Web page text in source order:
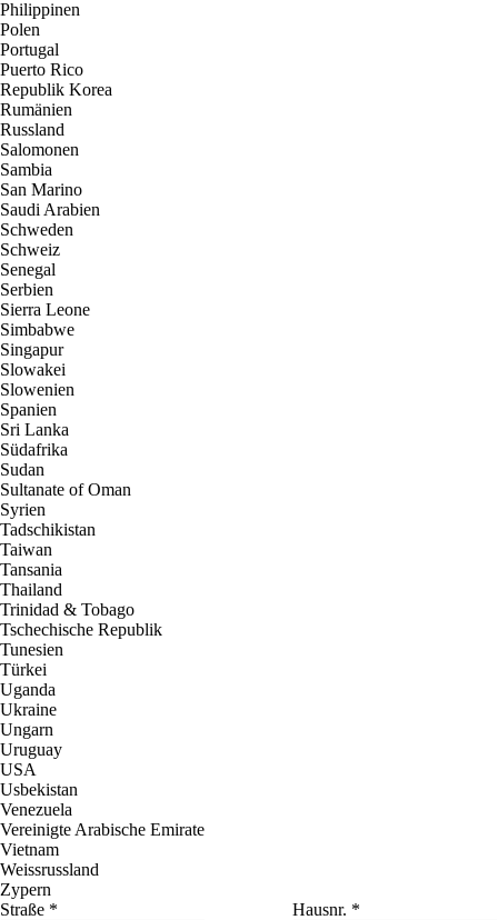
Philippinen
Polen
Portugal
Puerto Rico
Republik Korea
Rumänien
Russland
Salomonen
Sambia
San Marino
Saudi Arabien
Schweden
Schweiz
Senegal
Serbien
Sierra Leone
Simbabwe
Singapur
Slowakei
Slowenien
Spanien
Sri Lanka
Südafrika
Sudan
Sultanate of Oman
Syrien
Tadschikistan
Taiwan
Tansania
Thailand
Trinidad & Tobago
Tschechische Republik
Tunesien
Türkei
Uganda
Ukraine
Ungarn
Uruguay
USA
Usbekistan
Venezuela
Vereinigte Arabische Emirate
Vietnam
Weissrussland
Zypern
Straße * Hausnr. *